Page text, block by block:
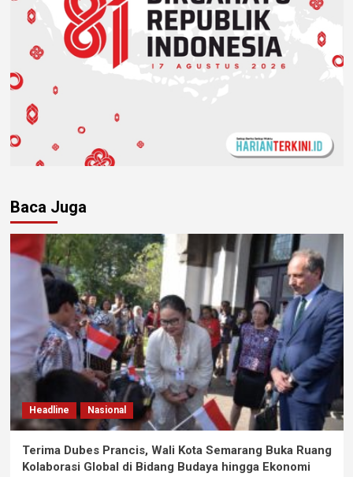
Baca Juga
Headline Nasional
Terima Dubes Prancis, Wali Kota Semarang Buka Ruang
Kolaborasi Global di Bidang Budaya hingga Ekonomi